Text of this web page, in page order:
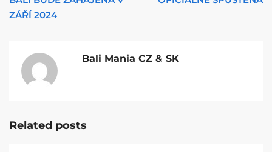
ZÁŘÍ 2024
Bali Mania CZ & SK
Related posts